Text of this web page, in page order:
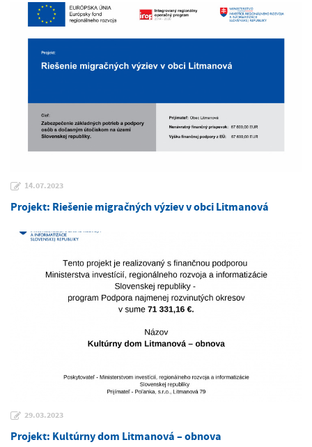
14.07.2023
Projekt: Riešenie migračných výziev v obci Litmanová
29.03.2023
Projekt: Kultúrny dom Litmanová – obnova